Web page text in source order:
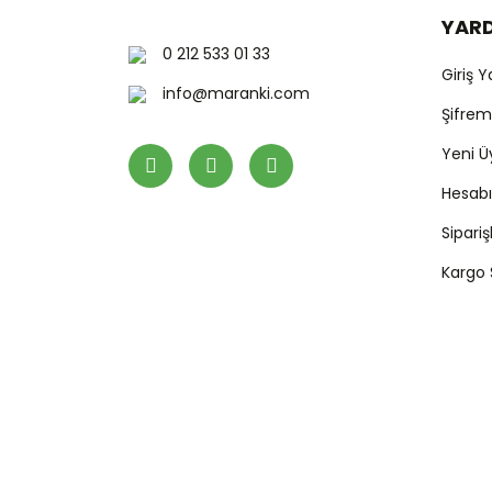
0 212 533 01 33
info@maranki.com
Giriş
Yeni
Kargo